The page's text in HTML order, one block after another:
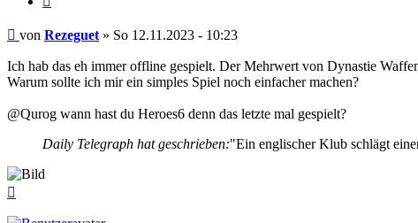
Beitrag
von Rezeguet » So 12.11.2023 - 10:23
Ich hab das eh immer offline gespielt. Der Mehrwert von Dynastie
Warum sollte ich mir ein simples Spiel noch einfacher machen?
@Qurog wann hast du Heroes6 denn das letzte mal gespielt?
Daily Telegraph hat geschrieben:"Ein englischer Klub schlägt